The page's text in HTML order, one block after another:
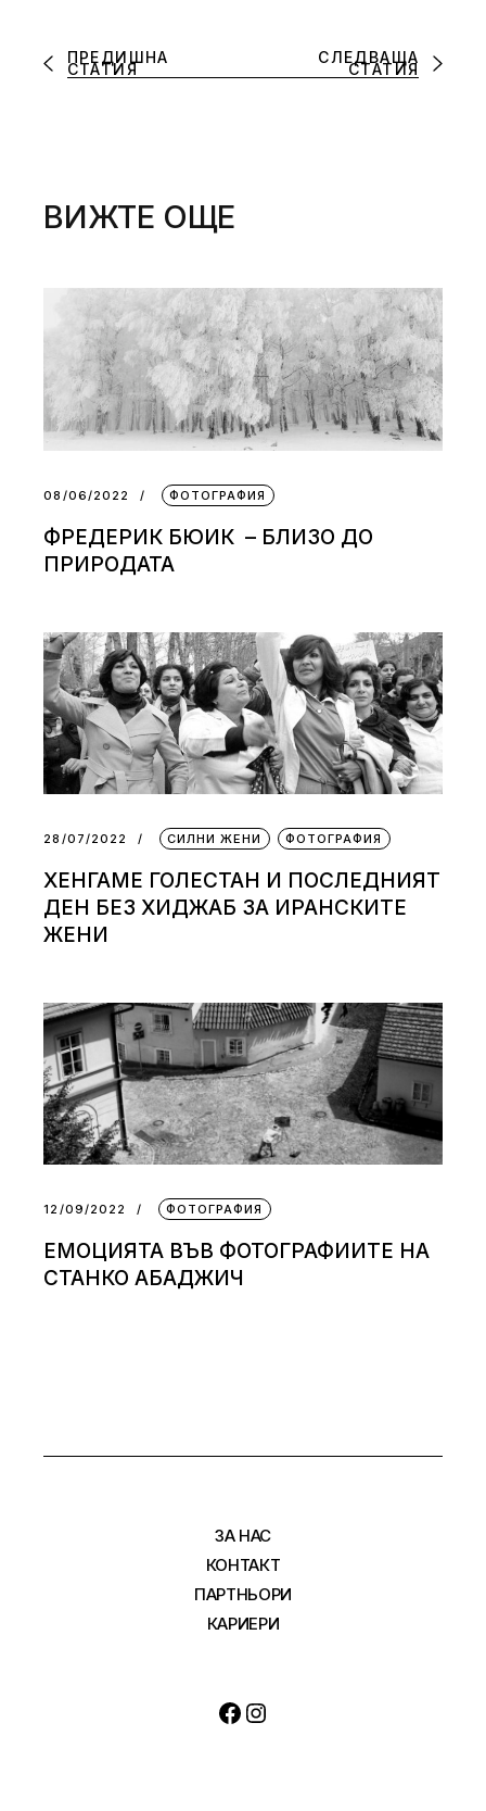
ПРЕДИШНА
СТАТИЯ
СЛЕДВАЩА
СТАТИЯ
ВИЖТЕ ОЩЕ
08/06/2022 ФОТОГРАФИЯ
ФРЕДЕРИК БЮИК – БЛИЗО ДО
ПРИРОДАТА
28/07/2022 СИЛНИ ЖЕНИ ФОТОГРАФИЯ
ХЕНГАМЕ ГОЛЕСТАН И ПОСЛЕДНИЯТ
ДЕН БЕЗ ХИДЖАБ ЗА ИРАНСКИТЕ
ЖЕНИ
12/09/2022 ФОТОГРАФИЯ
ЕМОЦИЯТА ВЪВ ФОТОГРАФИИТЕ НА
СТАНКО АБАДЖИЧ
ЗА НАС
КОНТАКТ
ПАРТНЬОРИ
КАРИЕРИ